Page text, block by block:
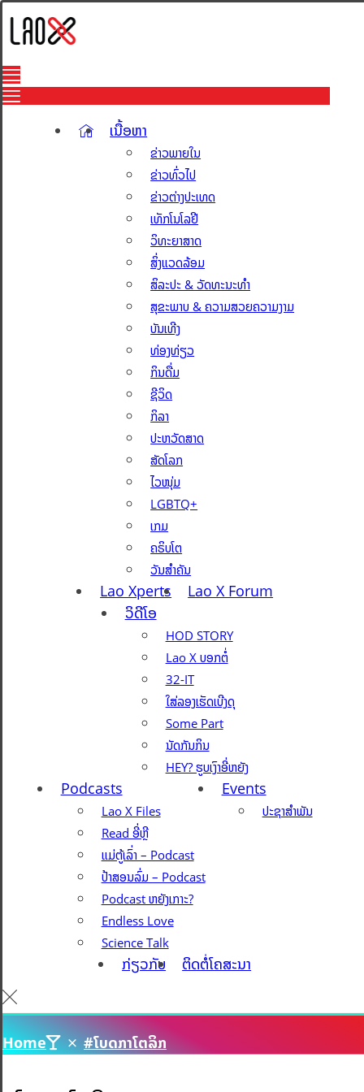
ເນື້ອຫາ
ຂ່າວພາຍໃນ
ຂ່າວທົ່ວໄປ
ຂ່າວຕ່າງປະເທດ
ເທັກໂນໂລຢີ
ວິທະຍາສາດ
ສິ່ງແວດລ້ອມ
ສິລະປະ & ວັດທະນະທຳ
ສຸຂະພາບ & ຄວາມສວຍຄວາມງາມ
ບັນເທີງ
ທ່ອງທ່ຽວ
ກິນດື່ມ
ຊີວິດ
ກິລາ
ປະຫວັດສາດ
ສັດໂລກ
ໄວໜຸ່ມ
LGBTQ+
ເກມ
ຄຣິບໂຕ
ວັນສຳຄັນ
Lao Xperts
Lao X Forum
ວິດີໂອ
HOD STORY
Lao X ບອກຕໍ່
32-IT
ໃສ່ລອງເຮັດເບີງດຸ
Some Part
ນັດກັນກິນ
HEY? ຮູບເງົາອີ່ຫຍັງ
Podcasts
Lao X Files
Read ອີ່ຫຼີ
ແມ່ຕູ້ເລົ່າ – Podcast
ປ້າສອນລົ່ມ – Podcast
Podcast ຫຍັງເກາະ?
Endless Love
Science Talk
Events
ປະຊາສຳພັນ
ກ່ຽວກັບ ຕິດຕໍ່ໂຄສະນາ
Home #ໂບດກາໂຕລິກ